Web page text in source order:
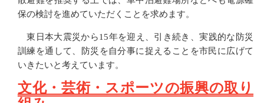
保の検討を進めていただくことを求めます。
東日本大震災から15年を迎え、引き続き、実践的な防災
訓練を通して、防災を自分事に捉えることを市民に広げて
いきたいと考えています。
文化・芸術・スポーツの振興の取り